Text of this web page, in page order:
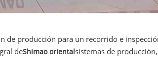
de producción para un recorrido e
deShimao orientalsistemas de producción,